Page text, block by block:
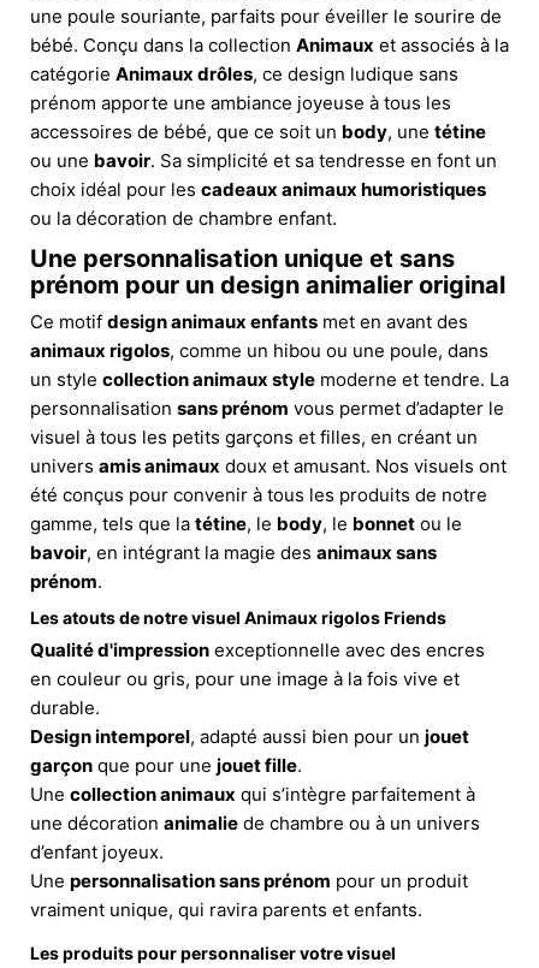
une poule souriante, parfaits pour éveiller le sourire de
bébé. Conçu dans la collection Animaux et associés à la
catégorie Animaux drôles, ce design ludique sans
prénom apporte une ambiance joyeuse à tous les
accessoires de bébé, que ce soit un body, une tétine
ou une bavoir. Sa simplicité et sa tendresse en font un
choix idéal pour les cadeaux animaux humoristiques
ou la décoration de chambre enfant.
Une personnalisation unique et sans
prénom pour un design animalier original
Ce motif design animaux enfants met en avant des
animaux rigolos, comme un hibou ou une poule, dans
un style collection animaux style moderne et tendre. La
personnalisation sans prénom vous permet d’adapter le
visuel à tous les petits garçons et filles, en créant un
univers amis animaux doux et amusant. Nos visuels ont
été conçus pour convenir à tous les produits de notre
gamme, tels que la tétine, le body, le bonnet ou le
bavoir, en intégrant la magie des animaux sans
prénom.
Les atouts de notre visuel Animaux rigolos Friends
Qualité d'impression exceptionnelle avec des encres
en couleur ou gris, pour une image à la fois vive et
durable.
Design intemporel, adapté aussi bien pour un jouet
garçon que pour une jouet fille.
Une collection animaux qui s’intègre parfaitement à
une décoration animalie de chambre ou à un univers
d’enfant joyeux.
Une personnalisation sans prénom pour un produit
vraiment unique, qui ravira parents et enfants.
Les produits pour personnaliser votre visuel